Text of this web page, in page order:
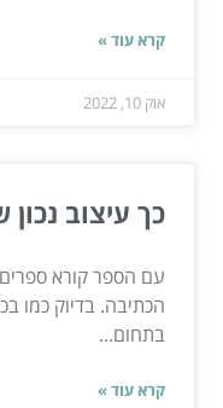
קרא עוד »
אוק 10, 2022
כך עיצוב
עם הספר קורא
הכתיבה. בדיוק כמו
בתחום...
קרא עוד »